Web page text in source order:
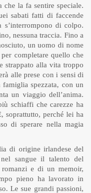
la fa sentire speciale.
sabati fatti di faccende
di colpo.
nessuna traccia. Fino a
un uomo di nome
completare quello che
strappato alla vita troppo
alle prese con i sensi di
spezzata, con un
un viaggio dell’anima.
schiaffi che carezze ha
soprattutto, perché lei ha
di sperare nella magia
di origine irlandese del
sangue il talento del
romanzi e di un memoir,
pieno ha lavorato in
Le sue grandi passioni,